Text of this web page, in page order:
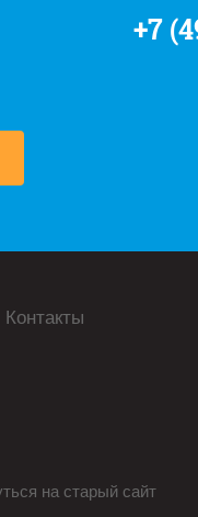
+7
Контакты
на старый сайт